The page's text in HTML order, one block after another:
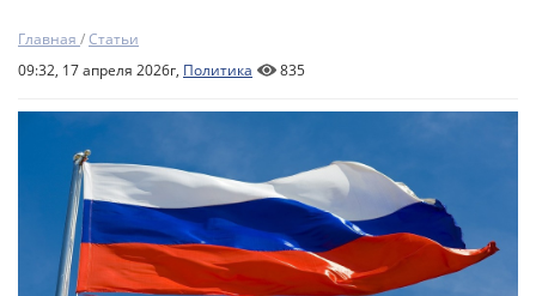
Главная /Статьи
09:32, 17 апреля 2026г, Политика 835